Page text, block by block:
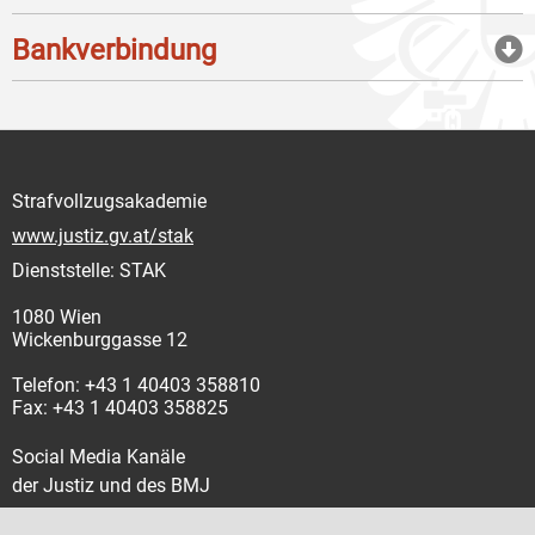
Bankverbindung
Strafvollzugsakademie
www.justiz.gv.at/stak
Dienststelle: STAK
1080 Wien
Wickenburggasse 12
Telefon: +43 1 40403 358810
Fax: +43 1 40403 358825
Social Media Kanäle
der Justiz und des BMJ